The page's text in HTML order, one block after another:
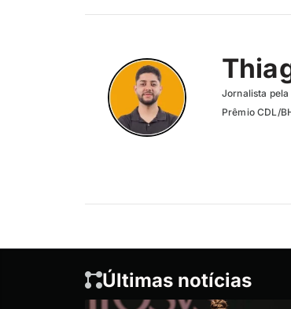
Jornalista
Prêmio CDL/
Últimas notícias